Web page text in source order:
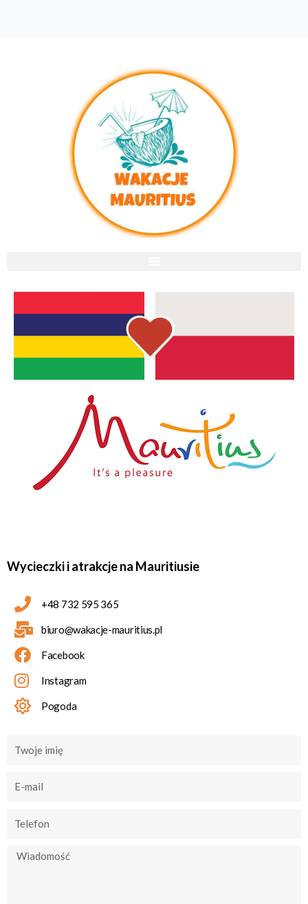
Wycieczki i atrakcje na Mauritiusie
+48 732 595 365
biuro@wakacje-mauritius.pl
Facebook
Instagram
Pogoda